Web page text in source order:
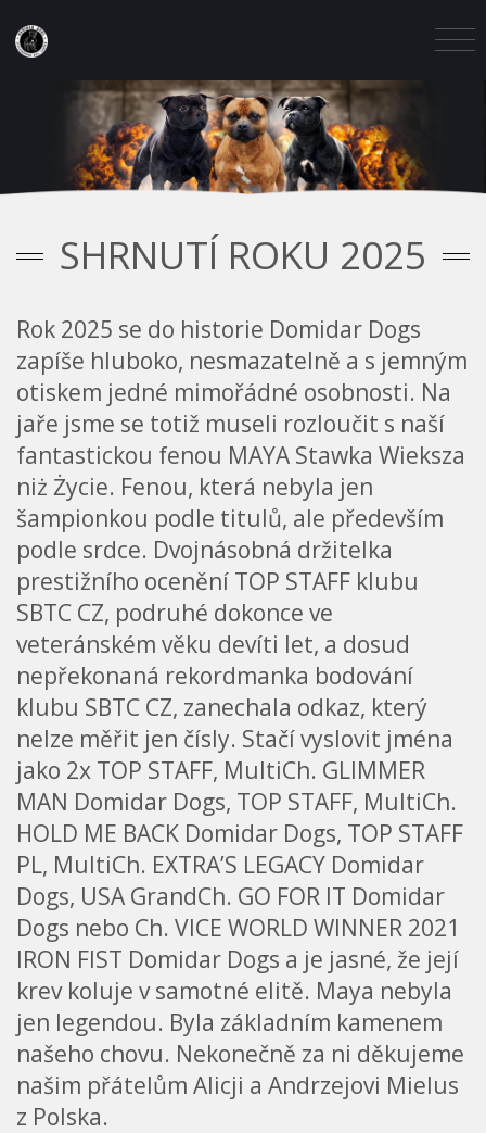
SHRNUTÍ ROKU 2025
Rok 2025 se do historie Domidar Dogs
zapíše hluboko, nesmazatelně a s jemným
otiskem jedné mimořádné osobnosti. Na
jaře jsme se totiž museli rozloučit s naší
fantastickou fenou MAYA Stawka Wieksza
niż Życie. Fenou, která nebyla jen
šampionkou podle titulů, ale především
podle srdce. Dvojnásobná držitelka
prestižního ocenění TOP STAFF klubu
SBTC CZ, podruhé dokonce ve
veteránském věku devíti let, a dosud
nepřekonaná rekordmanka bodování
klubu SBTC CZ, zanechala odkaz, který
nelze měřit jen čísly. Stačí vyslovit jména
jako 2x TOP STAFF, MultiCh. GLIMMER
MAN Domidar Dogs, TOP STAFF, MultiCh.
HOLD ME BACK Domidar Dogs, TOP STAFF
PL, MultiCh. EXTRA’S LEGACY Domidar
Dogs, USA GrandCh. GO FOR IT Domidar
Dogs nebo Ch. VICE WORLD WINNER 2021
IRON FIST Domidar Dogs a je jasné, že její
krev koluje v samotné elitě. Maya nebyla
jen legendou. Byla základním kamenem
našeho chovu. Nekonečně za ni děkujeme
našim přátelům Alicji a Andrzejovi Mielus
z Polska.